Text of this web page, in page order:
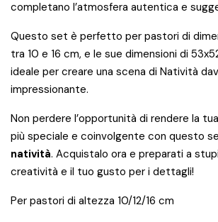
completano l’atmosfera autentica e
Questo set è perfetto per pastori di
tra 10 e 16 cm, e le sue dimensioni di
ideale per creare una scena di Natività
impressionante.
Non perdere l’opportunità di rendere la
più speciale e coinvolgente con questo
natività. Acquistalo ora e preparati a
creatività e il tuo gusto per i dettagli!
Per pastori di altezza 10/12/16 cm